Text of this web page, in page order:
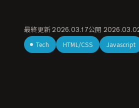
最終更新2026.03.17公開
Tech HTML/CSS Javascript